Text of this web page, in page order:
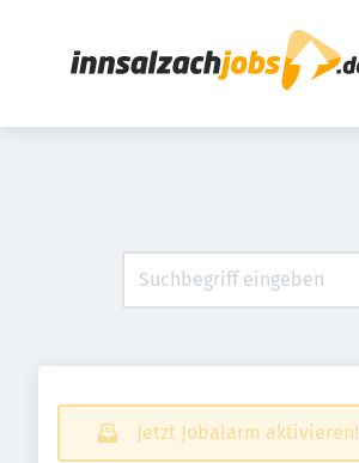
Jetzt Jobalarm aktivieren!